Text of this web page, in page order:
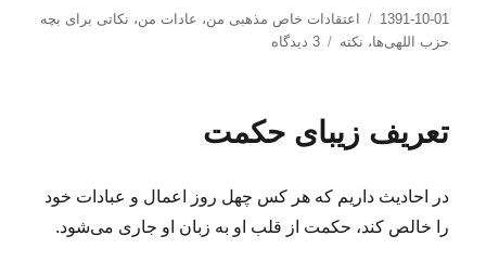
ارسال
شده
1391-10-01 دسته‌ها
اعتقادات خاص مذهبی من، عادات من، نکاتی برای بچه
حزب اللهی‌ها، نکته 3 دیدگاه
تعریف زیبای حکمت
در احادیث داریم که هر کس چهل روز اعمال و عبادات خود
را خالص کند، حکمت از قلب او به زبان او جاری می‌شود.